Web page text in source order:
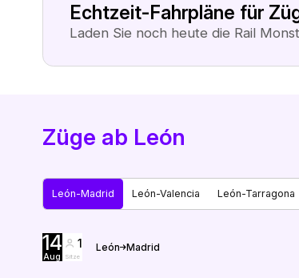
Echtzeit-Fahrpläne für
Laden Sie noch heute die Rail
Züge ab León
León-Madrid León-Valencia León-Tarragona
14
Aug
1
Sitze
León Madrid